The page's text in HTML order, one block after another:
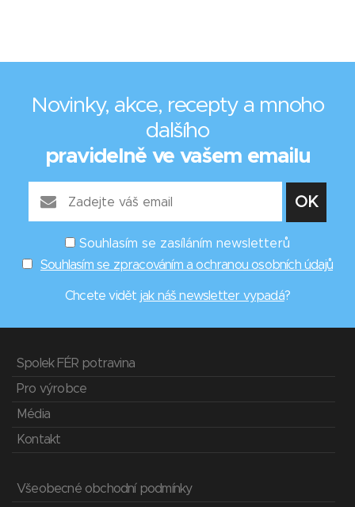
Novinky, akce, recepty a mnoho
dalšího
pravidelně ve vašem emailu
Souhlasím se zasíláním newsletterů
Souhlasím se zpracováním a ochranou osobních údajů
Chcete vidět jak náš newsletter vypadá?
Spolek FÉR potravina
Pro výrobce
Média
Kontakt
Všeobecné obchodní podmínky